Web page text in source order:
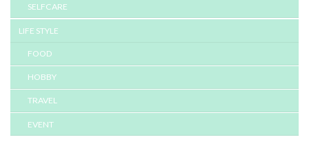
SELFCARE
LIFE STYLE
FOOD
HOBBY
TRAVEL
EVENT